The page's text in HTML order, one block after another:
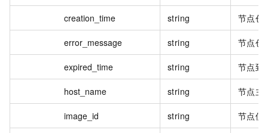
creation_time string 节点创
error_message string 节点创
expired_time string 节点到
host_name string 节点主
image_id string 节点使